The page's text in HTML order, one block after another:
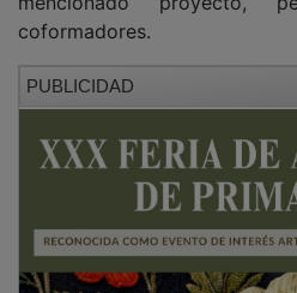
coformadores.